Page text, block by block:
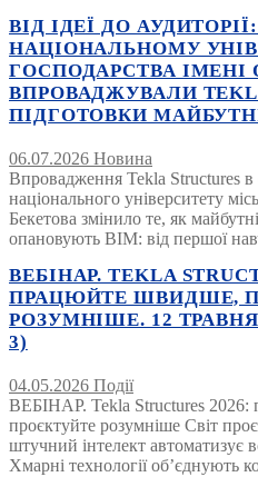
ВІД ІДЕЇ ДО
НАЦІОНАЛЬНОМУ
ГОСПОДАРСТВА ІМЕНІ
ВПРОВАДЖУВАЛИ
ПІДГОТОВКИ
06.07.2026 Новина
Впровадження Tekla Structures в
національного університету
Бекетова змінило те, як
опановують BIM: від першої
ВЕБІНАР. TEKLA
ПРАЦЮЙТЕ ШВИДШЕ,
РОЗУМНІШЕ. 12 ТРАВНЯ
3)
04.05.2026 Події
ВЕБІНАР. Tekla Structures
проєктуйте розумніше Світ
штучний інтелект автоматизує
Хмарні технології об’єднують